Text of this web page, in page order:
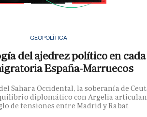
GEOPOLÍTICA
del ajedrez político en cada
España-Marruecos
Sahara Occidental, la soberanía de
diplomático con Argelia articulan
de tensiones entre Madrid y Rabat